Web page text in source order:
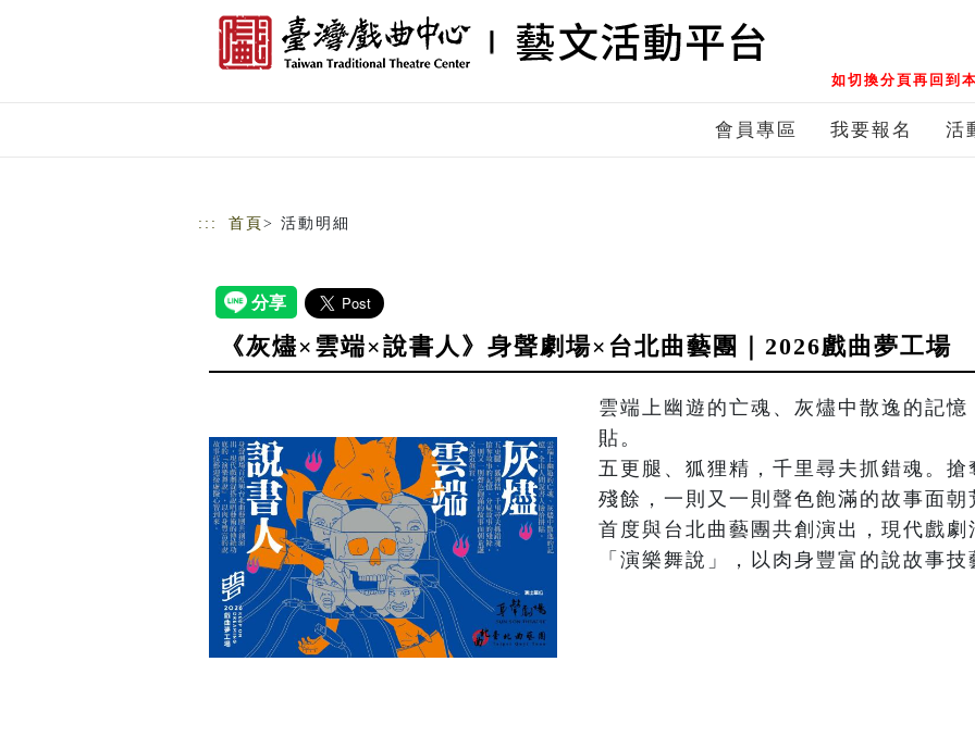
如切換分頁再回到
會員專區 我要報名 活
::: 首頁 > 活動明細
《灰燼×雲端×說書人》身聲劇場×台北曲藝團｜2026戲曲夢工場
雲端上幽遊的亡魂、灰燼中散逸的記
貼。
五更腿、狐狸精，千里尋夫抓錯魂。
殘餘，一則又一則聲色飽滿的故事面
首度與台北曲藝團共創演出，現代戲